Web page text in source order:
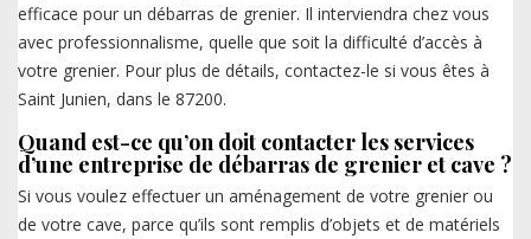
efficace pour un débarras de grenier. Il interviendra chez vous
avec professionnalisme, quelle que soit la difficulté d’accès à
votre grenier. Pour plus de détails, contactez-le si vous êtes à
Saint Junien, dans le 87200.
Quand est-ce qu’on doit contacter les services
d’une entreprise de débarras de grenier et cave ?
Si vous voulez effectuer un aménagement de votre grenier ou
de votre cave, parce qu’ils sont remplis d’objets et de matériels